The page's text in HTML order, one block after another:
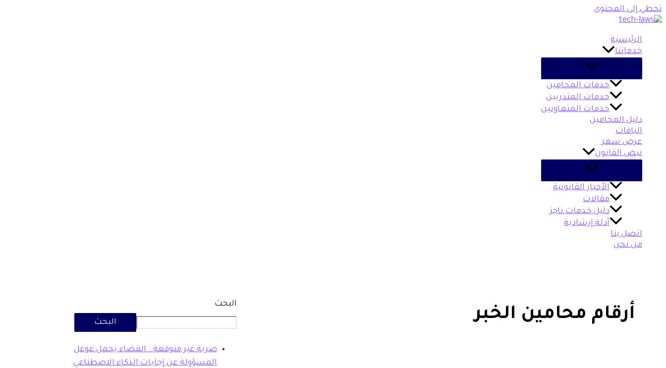
تخطي إلى المحتوى
الرئيسية
خدماتنا
خدمات المحامين
خدمات المتدربين
خدمات المتعاونين
دليل المحامين
الباقات
عرض سعر
نبض القانون
الأخبار القانونية
مقالات
دليل خدمات ناجز
أدلة إرشادية
اتصل بنا
من نحن
أرقام محامين الخبر
البحث
البحث
ضربة غير متوقعة.. القضاء يحمل غوغل
المسؤولة عن إجابات الذكاء الاصطناعي